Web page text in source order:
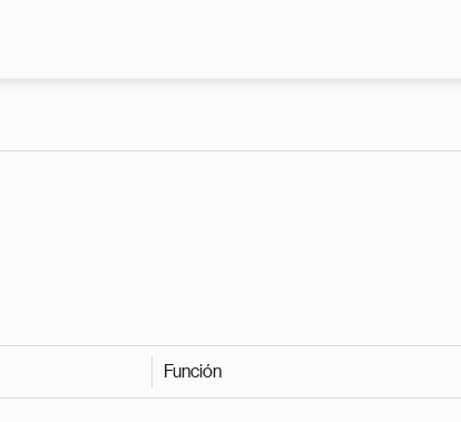
Función